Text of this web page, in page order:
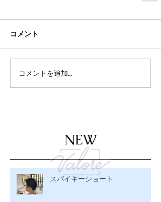
コメント
コメントを追加…
NEW
スパイキーショート